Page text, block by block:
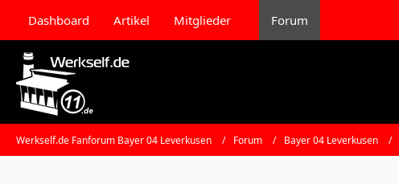
Dashboard Artikel Mitglieder Forum
Werkself.de Fanforum Bayer 04 Leverkusen Forum Bayer 04 Leverkusen